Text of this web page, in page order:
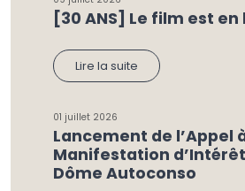
[30 ANS] Le film est en
Lire la suite
01 juillet 2026
Lancement de l’Appel
Manifestation d’Intérêt
Dôme Autoconso